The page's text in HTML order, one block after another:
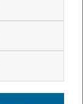
innovative
zulassen
zulassen